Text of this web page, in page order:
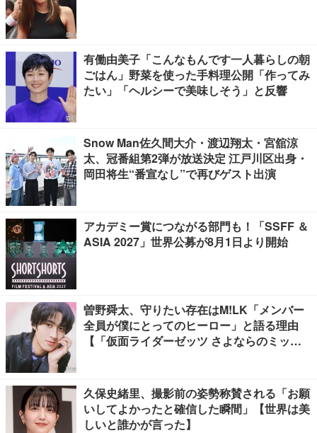
有働由美子「こんなもんです一人暮らしの朝
ごはん」野菜を使った手料理公開「作ってみ
たい」「ヘルシーで美味しそう」と反響
Snow Man佐久間大介・渡辺翔太・宮舘涼
太、冠番組第2弾が放送決定 江戸川区出身・
岡田将生“番宣なし”で再びゲスト出演
アカデミー賞につながる部門も！「SSFF ＆
ASIA 2027」世界公募が8月1日より開始
曽野舜太、守りたい存在はM!LK「メンバー
全員が僕にとってのヒーロー」と語る理由
【「仮面ライダーゼッツ さよならのミッシ
久保史緒里、撮影前の姿勢称賛される「お願
いしてよかったと確信した瞬間」【世界は美
しいと誰かが言った】